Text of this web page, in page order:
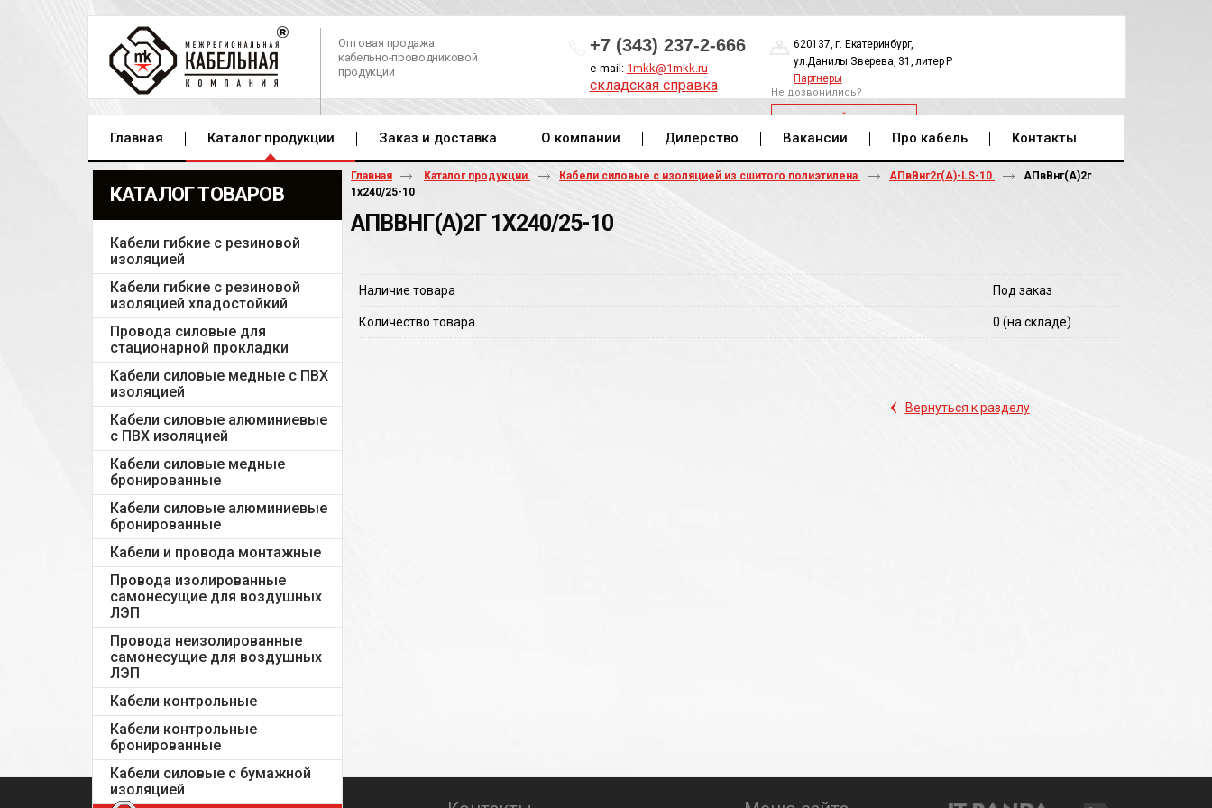
Оптовая продажа
кабельно-проводниковой
продукции
+7 (343) 237-2-666
e-mail: 1mkk@1mkk.ru
складская справка
620137, г. Екатеринбург,
ул.Данилы Зверева, 31, литер Р
Партнеры
Не дозвонились?
ОБРАТНЫЙ ЗВОНОК
Главная Каталог продукции Заказ и доставка О компании Дилерство Вакансии Про кабель Контакты
КАТАЛОГ ТОВАРОВ
Кабели гибкие с резиновой
изоляцией
Кабели гибкие с резиновой
изоляцией хладостойкий
Провода силовые для
стационарной прокладки
Кабели силовые медные с ПВХ
изоляцией
Кабели силовые алюминиевые
с ПВХ изоляцией
Кабели силовые медные
бронированные
Кабели силовые алюминиевые
бронированные
Кабели и провода монтажные
Провода изолированные
самонесущие для воздушных
ЛЭП
Провода неизолированные
самонесущие для воздушных
ЛЭП
Кабели контрольные
Кабели контрольные
бронированные
Кабели силовые с бумажной
изоляцией
Главная Каталог продукции Кабели силовые с изоляцией из сшитого полиэтилена АПвВнг2г(А)-LS-10
АПвВнг(A)2г
1х240/25-10
АПВВНГ(A)2Г 1Х240/25-10
Наличие товара Под заказ
Количество товара 0 (на складе)
‹ Вернуться к разделу